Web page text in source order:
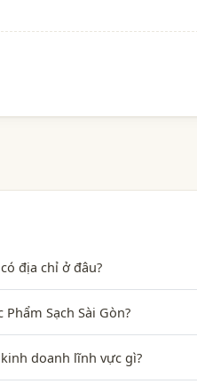
địa chỉ ở đâu?
Sạch Sài Gòn?
doanh lĩnh vực gì?